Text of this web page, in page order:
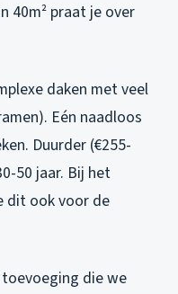
40m² praat je over
daken met veel
Eén naadloos
Duurder (€255-
50 jaar. Bij het
dit ook voor de
die we